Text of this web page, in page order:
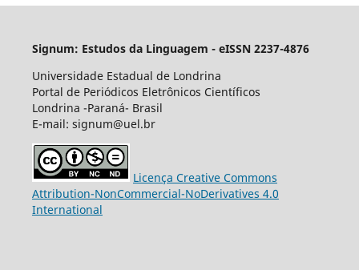
Signum: Estudos da Linguagem - eISSN 2237-4876
Universidade Estadual de Londrina
Portal de Periódicos Eletrônicos Científicos
Londrina -Paraná- Brasil
E-mail: signum@uel.br
Licença Creative Commons
Attribution-NonCommercial-NoDerivatives 4.0
International